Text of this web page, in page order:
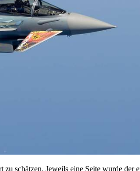
schätzen. Jeweils eine Seite wurde der